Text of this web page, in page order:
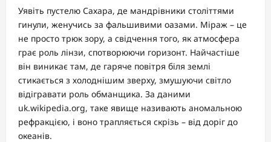
Уявіть пустелю Сахара, де мандрівники століттями
гинули, женучись за фальшивими оазами. Міраж – це
не просто трюк зору, а свідчення того, як атмосфера
грає роль лінзи, спотворюючи горизонт. Найчастіше
він виникає там, де гаряче повітря біля землі
стикається з холоднішим зверху, змушуючи світло
відігравати роль обманщика. За даними
uk.wikipedia.org, таке явище називають аномальною
рефракцією, і воно трапляється скрізь – від доріг до
океанів.